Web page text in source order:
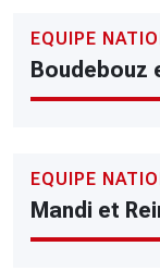
EQUIPE
Boudebouz
EQUIPE
Mandi et